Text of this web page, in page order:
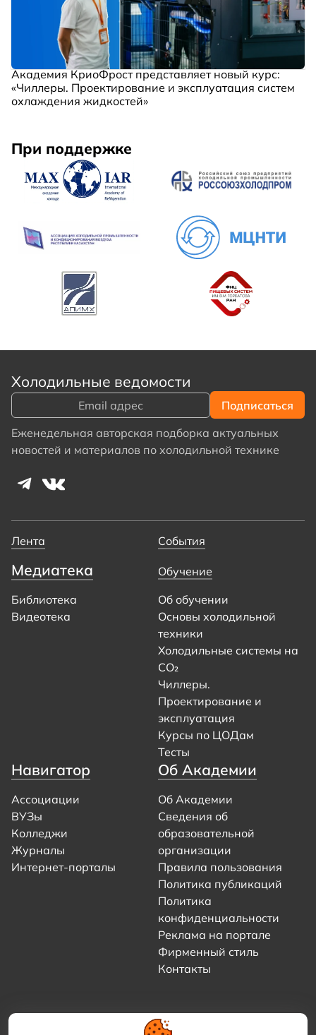
Академия КриоФрост представляет новый курс:
«Чиллеры. Проектирование и эксплуатация систем
охлаждения жидкостей»
При поддержке
Холодильные ведомости
Еженедельная авторская подборка актуальных
новостей и материалов по холодильной технике
Лента События
Медиатека
Библиотека
Видеотека
Обучение
Об обучении
Основы холодильной
техники
Холодильные системы на
CO₂
Чиллеры.
Проектирование и
эксплуатация
Курсы по ЦОДам
Тесты
Навигатор
Ассоциации
ВУЗы
Колледжи
Журналы
Интернет-порталы
Об Академии
Об Академии
Сведения об
образовательной
организации
Правила пользования
Политика публикаций
Политика
конфиденциальности
Реклама на портале
Фирменный стиль
Контакты